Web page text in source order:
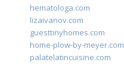
hematologa.com
lizaivanov.com
guesttinyhomes.com
home-plow-by-meyer.com
palatelatincuisine.com